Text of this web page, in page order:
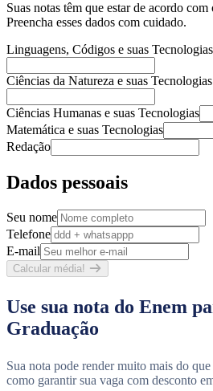
Suas notas têm que estar de acordo
Preencha esses dados com cuidado.
Linguagens, Códigos e suas Tecnologias
Ciências da Natureza e suas Tecnologias
Ciências Humanas e suas Tecnologias
Matemática e suas Tecnologias
Redação
Dados pessoais
Seu nome
Telefone
E-mail
Calcular média!
Use sua nota do Enem
Graduação
Sua nota pode render muito mais do
como garantir sua vaga com desconto